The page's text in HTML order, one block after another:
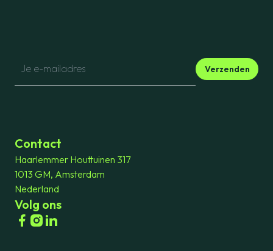
Verzenden
Contact
Haarlemmer Houttuinen 317
1013 GM, Amsterdam
Nederland
Volg ons